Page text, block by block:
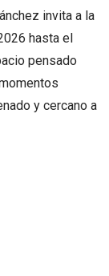
invita a la
hasta el
pensado
y cercano a